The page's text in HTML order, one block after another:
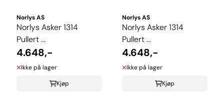
Norlys AS
Norlys Asker 1314
Pullert ...
4.648,-
Ikke på lager
Kjøp
Norlys AS
Norlys Asker 1314
Pullert ...
4.648,-
Ikke på lager
Kjøp